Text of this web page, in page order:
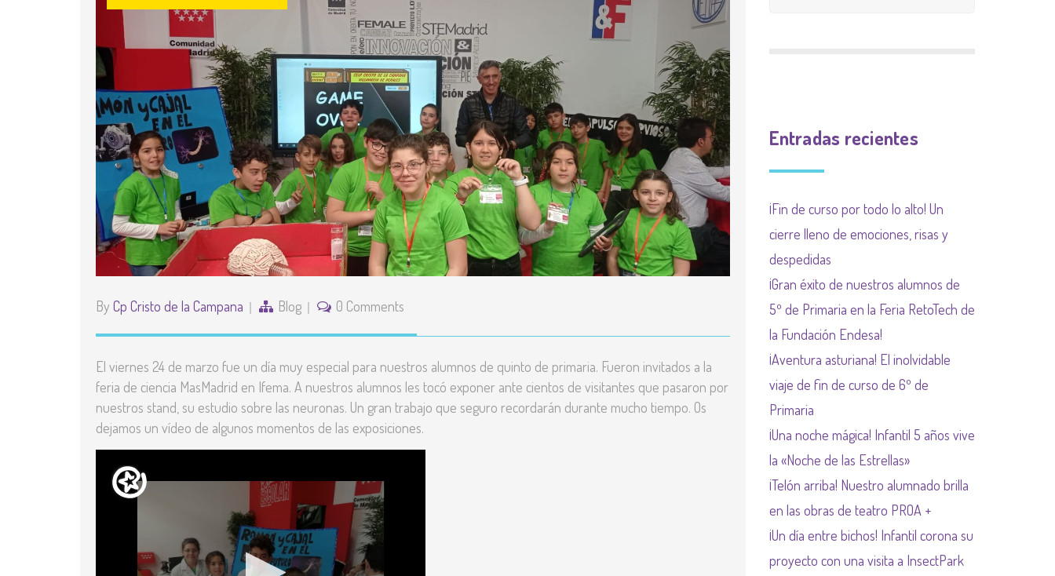
Enlaces
INGLÉS
EXTRAESCOLAR
(SUBVENCIÓN
AYUNTAMIENTO)
Actividades
complementarias
educativos
Plan de acogida
Normas organización
de funcionamiento de
centro y convivencia
Líneas básicas del
Proyecto Educativo
Teléfonos y correos de
contacto
Listado y precio de
todas las actividades
Resultados pruebas
externas
CALIFICACIÓN
PLAN INCLUYO
PLAN DE ACOGIDA
PLAN DIGITALIZACIÓN
DE CENTRO
PLAN DEL COMEDOR
PLAN LIMITACIÓN USO
Plan Regional contra las
drogas de la
Comunidad de Madrid
NORMAS NETIQUETA
By Cp Cristo de la Campana Blog 0 Comments
El viernes 24 de marzo fue un día muy especial para nuestros alumnos de quinto de primaria. Fueron invitados a la
feria de ciencia MasMadrid en Ifema. A nuestros alumnos les tocó exponer ante cientos de visitantes que pasaron por
nuestros stand, su estudio sobre las neuronas. Un gran trabajo que seguro recordarán durante mucho tiempo. Os
dejamos un vídeo de algunos momentos de las exposiciones.
Entradas recientes
¡Fin de curso por todo lo alto! Un
cierre lleno de emociones, risas y
despedidas
¡Gran éxito de nuestros alumnos de
5º de Primaria en la Feria RetoTech de
la Fundación Endesa!
¡Aventura asturiana! El inolvidable
viaje de fin de curso de 6º de
Primaria
¡Una noche mágica! Infantil 5 años vive
la «Noche de las Estrellas»
¡Telón arriba! Nuestro alumnado brilla
en las obras de teatro PROA +
¡Un día entre bichos! Infantil corona su
proyecto con una visita a InsectPark